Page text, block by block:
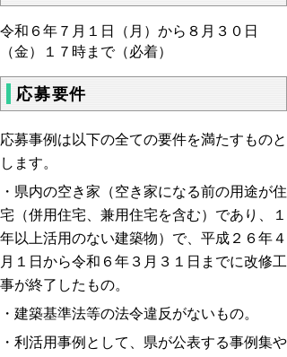
令和６年７月１日（月）から８ 月３０日
（金）１７時まで（必着）
応募要件
応募事例は以下の全ての要件を満たすものと
します。
・県内の空き家（空き家になる前の用途が住
宅（併用住宅、兼用住宅を含む）であり、１
年以上活用のない建築物）で、平成２６年４
月１日から令和６年３月３１日までに改修工
事が終了したもの。
・建築基準法等の法令違反がないもの。
・利活用事例として、県が公表する事例集や